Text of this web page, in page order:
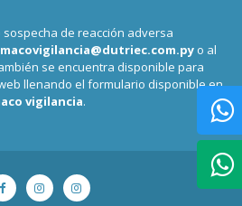
de reacción adversa
o al
se encuentra disponible para
llenando el formulario disponible en
vigilancia.